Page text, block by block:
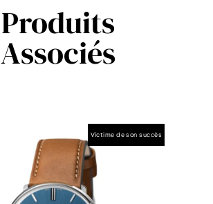
Produits
Associés
Victime de son succès